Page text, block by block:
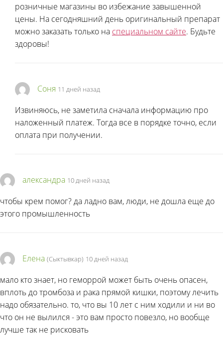
розничные магазины во избежание завышенной
цены. На сегодняшний день оригинальный препарат
можно заказать только на специальном сайте. Будьте
здоровы!
Соня 11 дней назад
Извиняюсь, не заметила сначала информацию про
наложенный платеж. Тогда все в порядке точно, если
оплата при получении.
александра 10 дней назад
чтобы крем помог? да ладно вам, люди, не дошла еще до
этого промышленность
Елена (Сыктывкар) 10 дней назад
мало кто знает, но геморрой может быть очень опасен,
вплоть до тромбоза и рака прямой кишки, поэтому лечить
надо обязательно. то, что вы 10 лет с ним ходили и ни во
что он не вылился - это вам просто повезло, но вообще
лучше так не рисковать